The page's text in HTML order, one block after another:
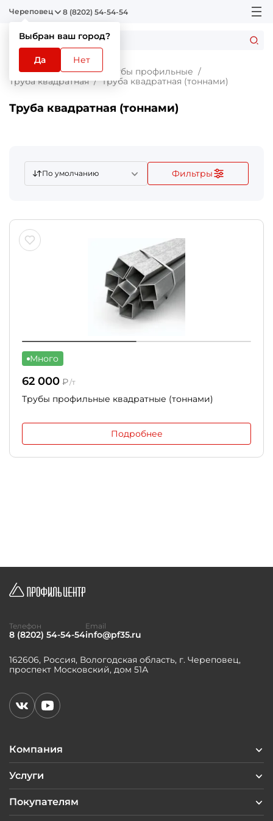
Череповец
Выбран ваш город?
Да Нет
8 (8202) 54-54-54
Главная Каталог
Трубы профильные
Труба квадратная
Труба квадратная (тоннами)
Труба квадратная (тоннами)
По умолчанию Фильтры
Много
62 000 ₽/т
Трубы профильные квадратные (тоннами)
Подробнее
Компания
Услуги
Покупателям
162606, Россия, Вологодская область, г. Череповец,
проспект Московский, дом 51А
Телефон
8 (8202) 54-54-54
Email
info@pf35.ru